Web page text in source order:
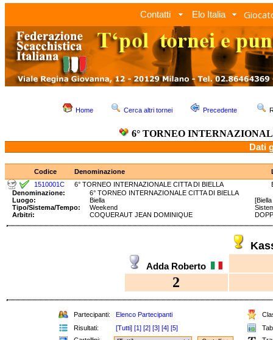
Contatti Elo Italia
Home Cerca altri tornei Precedente
6° TORNEO
Dati
Codice Denominazione
1510001C
6° TORNEO INTERNAZIONALE CITTA DI BIELLA
Denominazione:
6° TORNEO INTERNAZIONALE CITTA DI BIELLA
Luogo:
Biella
Tipo/Sistema/Tempo:
Weekend
Arbitri:
COQUERAUT JEAN DOMINIQUE
Adda Roberto
2
Partecipanti: Elenco Partecipanti
Risultati:
[Tutti] [1] [2] [3] [4] [5]